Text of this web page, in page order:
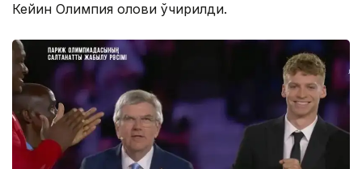
Кейин Олимпия олови ўчирилди.